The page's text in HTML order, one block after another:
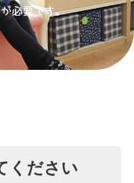
必要です。
ください